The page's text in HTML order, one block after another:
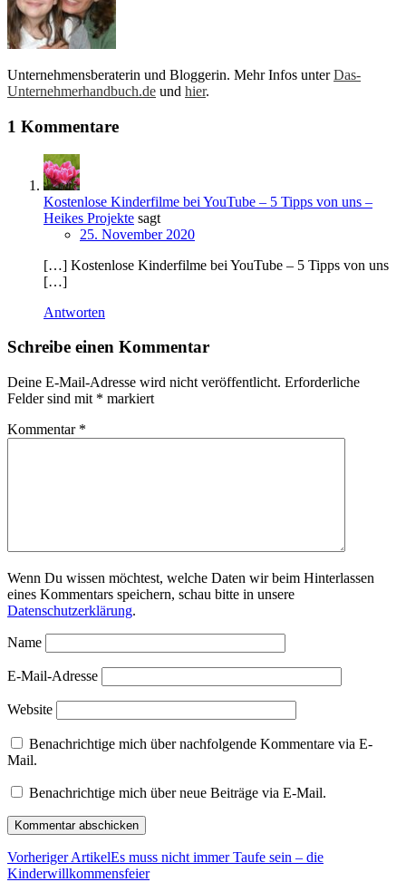
Unternehmensberaterin und Bloggerin. Mehr Infos unterDas-
Unternehmerhandbuch.de und hier.
1 Kommentare
Kostenlose Kinderfilme bei YouTube – 5 Tipps von uns –
Heikes Projekte sagt
25. November 2020
[…] Kostenlose Kinderfilme bei YouTube – 5 Tipps von uns
[…]
Antworten
Schreibe einen Kommentar
Deine E-Mail-Adresse wird nicht veröffentlicht. Erforderliche
Felder sind mit * markiert
Kommentar *
Wenn Du wissen möchtest, welche Daten wir beim Hinterlassen
eines Kommentars speichern, schau bitte in unsere
Datenschutzerklärung.
Name
E-Mail-Adresse
Website
Benachrichtige mich über nachfolgende Kommentare via E-
Mail.
Benachrichtige mich über neue Beiträge via E-Mail.
Vorheriger ArtikelEs muss nicht immer Taufe sein – die
Kinderwillkommensfeier